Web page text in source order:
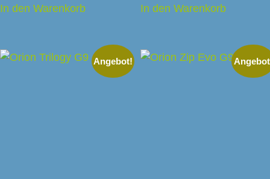
In den Warenkorb In den Warenkorb
Angebot!